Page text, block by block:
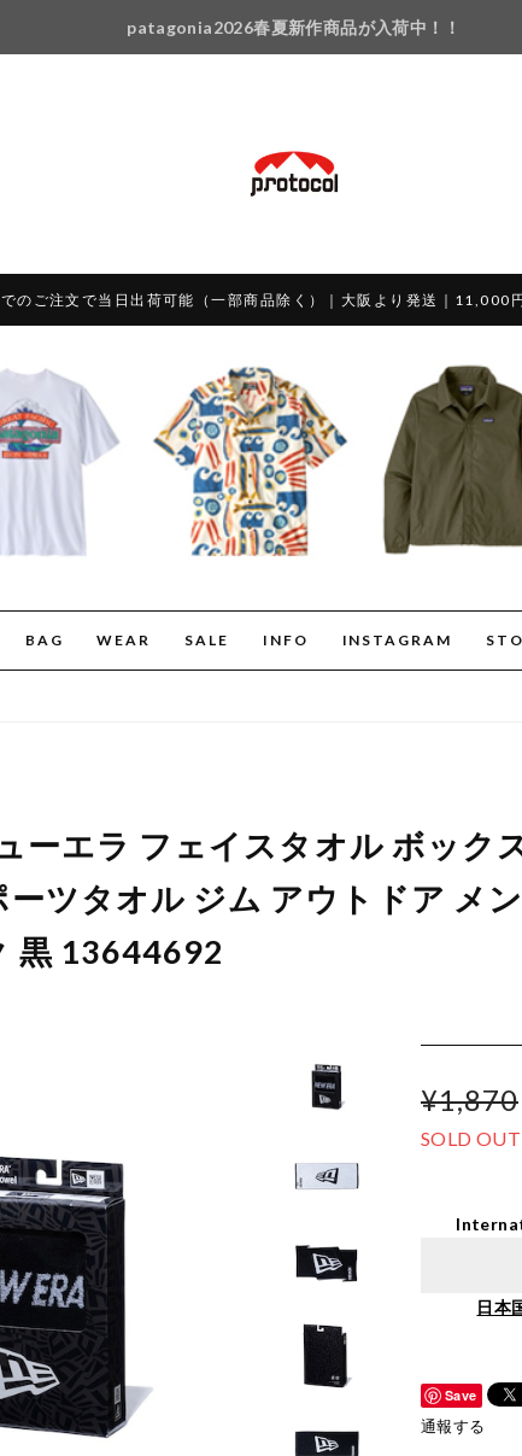
patagonia2026春夏新作商品が入荷中！！
のご注文で当日出荷可能（一部商品除く）｜大阪より発送｜11,000
BAG WEAR SALE INFO INSTAGRAM
ーエラ フェイスタオル ボック
ツタオル ジム アウトドア メ
黒 13644692
¥1,870
SOLD OUT
日本
Save
通報する